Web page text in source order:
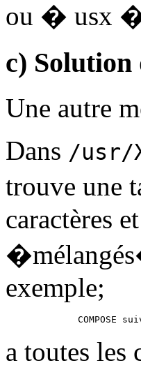
ou � usx �
c) Solution
Une autre
Dans /usr/
trouve une
caractères
exemple;
a toutes les